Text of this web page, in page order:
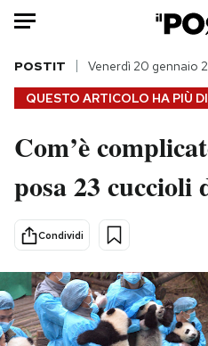
HOME
Italia
Politica
Tecnologia
Internet
Scienza
Cultura
Economia
QUESTO ARTICOLO HA PIÙ DI
POSTIT Venerdì 20 gennaio
Com’è
posa 23 cuccioli
Condividi